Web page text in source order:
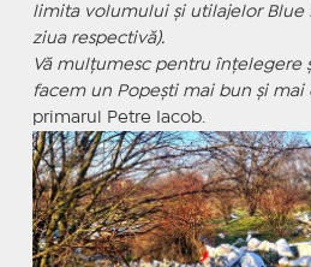
limita volumului și utilajelor Blue
ziua respectivă).
Vă mulțumesc pentru înțelegere
facem un Popești mai bun și mai
primarul Petre Iacob.